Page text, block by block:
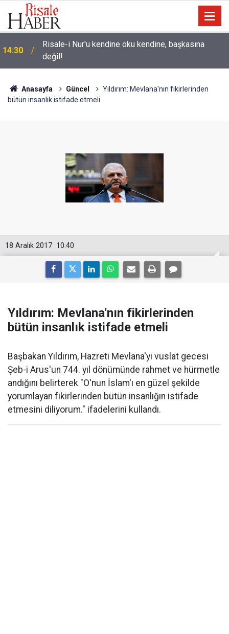
14:00
Üniversite adaylarına 'Sosyal medyanın
yönlendirdiği tercihler kariyeri riske atabilir' uyarısı
Anasayfa Güncel
Yıldırım: Mevlana'nın fikirlerinden
bütün insanlık istifade etmeli
10:40
18 Aralık 2017
Yıldırım: Mevlana'nın fikirlerinden
bütün insanlık istifade etmeli
Başbakan Yıldırım, Hazreti Mevlana'yı vuslat gecesi
Şeb-i Arus'un 744. yıl dönümünde rahmet ve hürmetle
andığını belirterek "O'nun İslam'ı en güzel şekilde
yorumlayan fikirlerinden bütün insanlığın istifade
etmesini diliyorum." ifadelerini kullandı.